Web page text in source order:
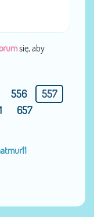
się, aby
556
557
657